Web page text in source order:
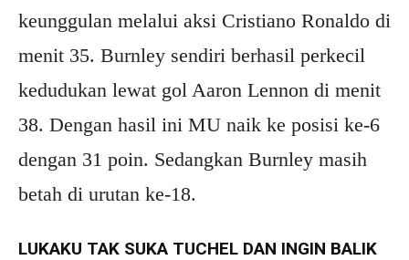
keunggulan melalui aksi Cristiano Ronaldo di
menit 35. Burnley sendiri berhasil perkecil
kedudukan lewat gol Aaron Lennon di menit
38. Dengan hasil ini MU naik ke posisi ke-6
dengan 31 poin. Sedangkan Burnley masih
betah di urutan ke-18.
LUKAKU TAK SUKA TUCHEL DAN INGIN BALIK